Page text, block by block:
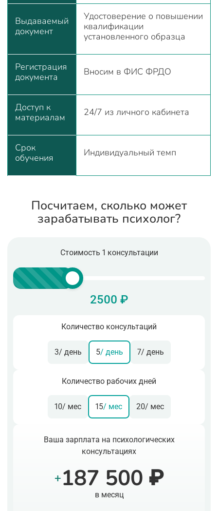
Выдаваемый
документ
Удостоверение о повышении
квалификации
установленного образца
Регистрация
документа
Вносим в ФИС ФРДО
Доступ к
материалам
24/7 из личного кабинета
Срок
обучения
Индивидуальный темп
Посчитаем, сколько может
зарабатывать психолог?
Стоимость 1 консультации
2500 ₽
Количество консультаций
3/ день 5/ день 7/ день
Количество рабочих дней
10/ мес 15/ мес 20/ мес
Ваша зарплата на психологических
консультациях
+187 500 ₽
в месяц